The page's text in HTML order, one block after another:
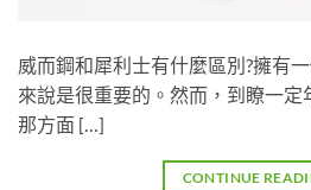
威而鋼和犀利士有什麼區別?擁有
來說是很重要的。然而，到瞭一
那方面 […]
CONTINUE